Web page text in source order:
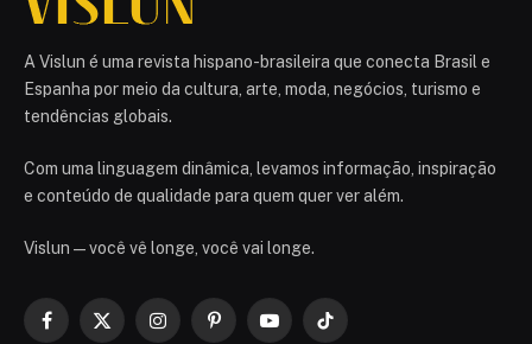
A Vislun é uma revista hispano-brasileira que conecta Brasil e
Espanha por meio da cultura, arte, moda, negócios, turismo e
tendências globais.
Com uma linguagem dinâmica, levamos informação, inspiração
e conteúdo de qualidade para quem quer ver além.
Vislun — você vê longe, você vai longe.
Facebook
X
InstagramPinterestYouTubeTikTok